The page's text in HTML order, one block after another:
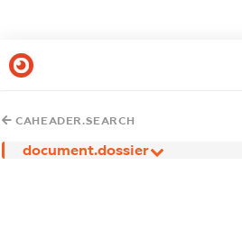
CAHEADER.SEARCH
document.dossier